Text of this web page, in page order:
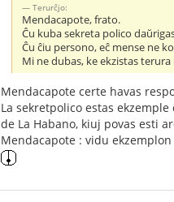
Terurĉjo:
Mendacapote, frato.
Ĉu kuba sekreta polico
Ĉu ĉiu persono, eĉ mense ne
Mi ne dubas, ke ekzistas
Mendacapote certe havas
La sekretpolico estas
de La Habano, kiuj povas esti
Mendacapote : vidu